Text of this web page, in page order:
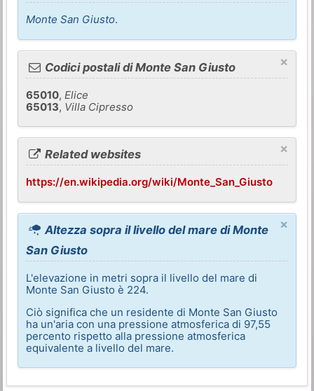
Monte San Giusto.
×
Codici postali di Monte San Giusto
65010, Elice
65013, Villa Cipresso
×
Related websites
https://en.wikipedia.org/wiki/Monte_San_Giusto
×
Altezza sopra il livello del mare di Monte
San Giusto
L'elevazione in metri sopra il livello del mare di
Monte San Giusto è 224.
Ciò significa che un residente di Monte San Giusto
ha un'aria con una pressione atmosferica di 97,55
percento rispetto alla pressione atmosferica
equivalente a livello del mare.